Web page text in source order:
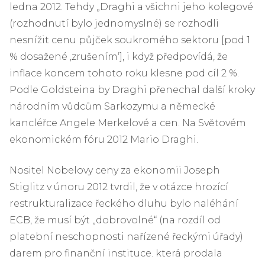
ledna 2012. Tehdy „Draghi a všichni jeho kolegové
(rozhodnutí bylo jednomyslné) se rozhodli
nesnížit cenu půjček soukromého sektoru [pod 1
% dosažené ‚zrušením‘], i když předpovídá, že
inflace koncem tohoto roku klesne pod cíl 2 %.
Podle Goldsteina by Draghi přenechal další kroky
národním vůdcům Sarkozymu a německé
kancléřce Angele Merkelové a cen. Na Světovém
ekonomickém fóru 2012 Mario Draghi.
Nositel Nobelovy ceny za ekonomii Joseph
Stiglitz v únoru 2012 tvrdil, že v otázce hrozící
restrukturalizace řeckého dluhu bylo naléhání
ECB, že musí být „dobrovolné“ (na rozdíl od
platební neschopnosti nařízené řeckými úřady)
darem pro finanční instituce. která prodala